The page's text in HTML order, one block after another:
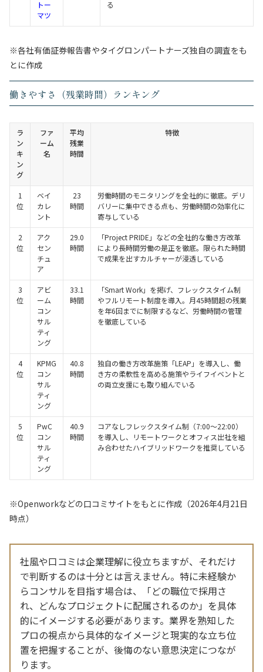
トー
マツ
る
※各社有価証券報告書やタイグロンパートナーズ独自の調査をも
とに作成
働きやすさ（残業時間）ランキング
ラ
ン
キ
ン
グ
ファ
ーム
名
平均
残業
時間
特徴
1
位
ベイ
カレ
ント
23
時間
労働時間のモニタリングを全社的に徹底。デリ
バリーに集中できる点も、労働時間の効率化に
寄与している
2
位
アク
セン
チュ
ア
29.0
時間
「Project PRIDE」などの全社的な働き方改革
により長時間労働の是正を徹底。限られた時間
で成果を出すカルチャーが浸透している
3
位
アビ
ーム
コン
サル
ティ
ング
33.1
時間
「Smart Work」を掲げ、フレックスタイム制
やフルリモート制度を導入。月45時間超の残業
を年6回までに制限するなど、労働時間の管理
を徹底している
4
位
KPMG
コン
サル
ティ
ング
40.8
時間
独自の働き方改革施策「LEAP」を導入し、働
き方の柔軟性を高める施策やライフイベントと
の両立支援にも取り組んでいる
5
位
PwC
コン
サル
ティ
ング
40.9
時間
コアなしフレックスタイム制（7:00〜22:00）
を導入し、リモートワークとオフィス出社を組
み合わせたハイブリッドワークを推奨している
※Openworkなどの口コミサイトをもとに作成（2026年4月21日
時点）
社風や口コミは企業理解に役立ちますが、それだけ
で判断するのは十分とは言えません。特に未経験か
らコンサルを目指す場合は、「どの職位で採用さ
れ、どんなプロジェクトに配属されるのか」を具体
的にイメージする必要があります。業界を熟知した
プロの視点から具体的なイメージと現実的な立ち位
置を把握することが、後悔のない意思決定につなが
ります。